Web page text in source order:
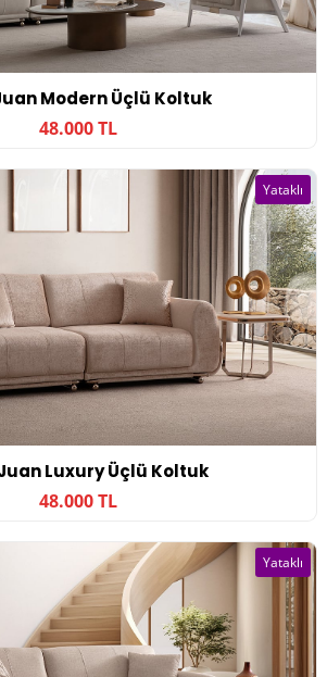
Modern Üçlü Koltuk
48.000 TL
Luxury Üçlü Koltuk
48.000 TL
Yataklı
Yataklı